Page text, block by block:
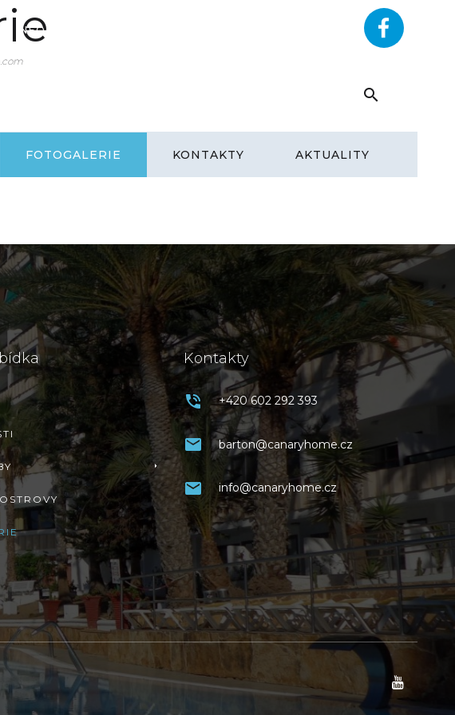
INFO@CANARYHOME.CZ
FOTOGALERIE KONTAKTY AKTUALITY
Kontakty
+420 602 292 393
barton@canaryhome.cz
info@canaryhome.cz